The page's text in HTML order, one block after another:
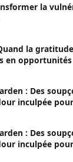
la
la
en opportunités
: Des
inculpée
: Des
inculpée